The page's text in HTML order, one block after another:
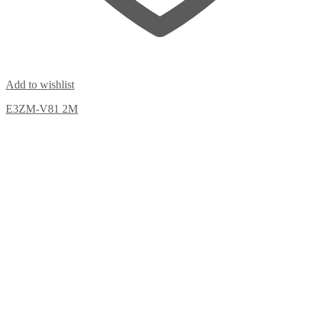
Add to wishlist
E3ZM-V81 2M